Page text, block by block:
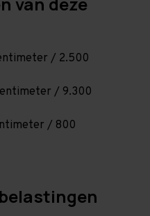
/ 2.500
/ 9.300
/ 800